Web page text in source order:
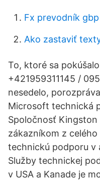
Fx prevodník
Ako zastaviť
To, ktoré sa
+421959311145 /
nesedelo,
Microsoft technická
Spoločnosť
zákazníkom z
technickú podporu v
Služby technickej
v USA a Kanade je